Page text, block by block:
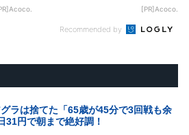
[PR]Acoco.
Recommended by
ラは捨てた「65歳が45分で3回戦も余
31円で朝まで絶好調！